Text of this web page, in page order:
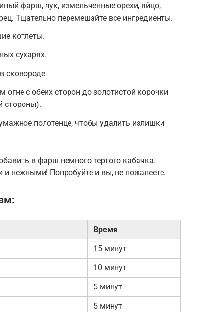
фарш, лук, измельченные орехи, яйцо,
Тщательно перемешайте все ингредиенты.
котлеты.
сухарях.
сковороде.
огне с обеих сторон до золотистой корочки
стороны).
полотенце, чтобы удалить излишки
в фарш немного тертого кабачка.
и нежными! Попробуйте и вы, не пожалеете.
Время
15 минут
10 минут
5 минут
5 минут